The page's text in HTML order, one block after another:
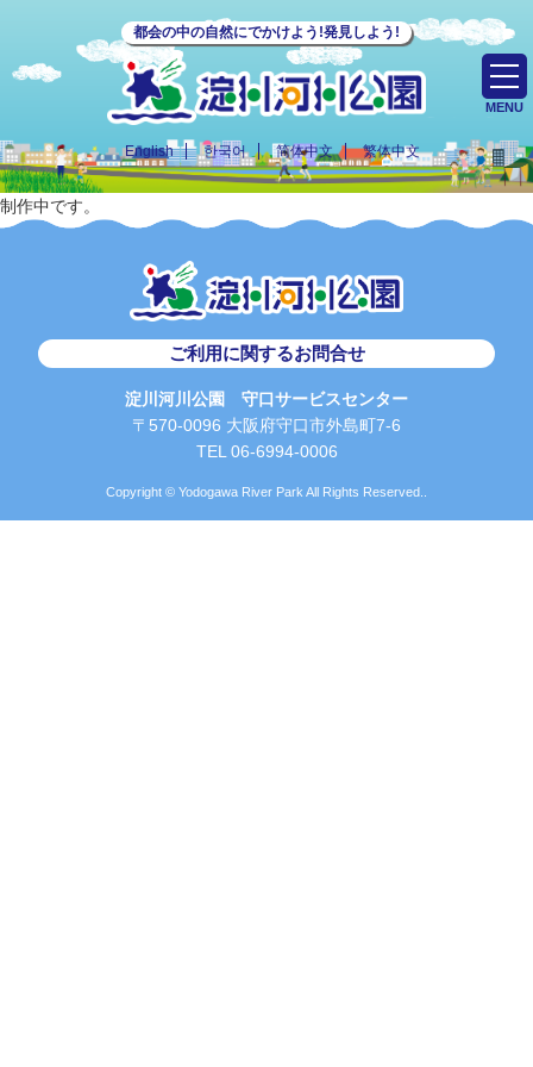
都会の中の自然にでかけよう!発見しよう!
English 한국어 简体中文 繁体中文
MENU
制作中です。
ご利用に関するお問合せ
淀川河川公園 守口サービスセンター
〒570-0096 大阪府守口市外島町7-6
TEL 06-6994-0006
Copyright © Yodogawa River Park All Rights Reserved..